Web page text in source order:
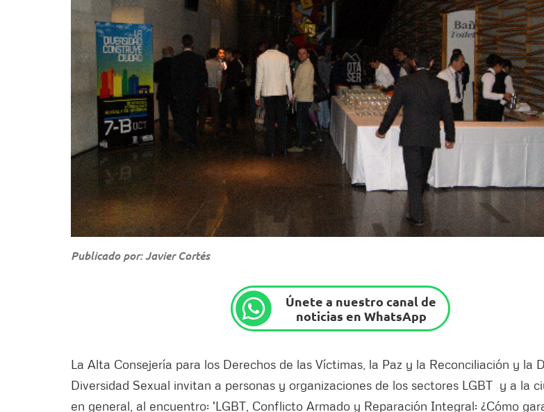
Publicado por: Javier Cortés
Únete a nuestro canal de
noticias en WhatsApp
La Alta Consejería para los Derechos de las Víctimas, la Paz y la Reconciliación y la
Diversidad Sexual invitan a personas y organizaciones de los sectores LGBT y a la
en general, al encuentro: 'LGBT, Conflicto Armado y Reparación Integral: ¿Cómo